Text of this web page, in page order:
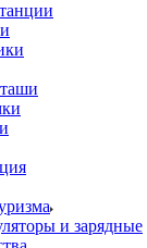
и зарядные